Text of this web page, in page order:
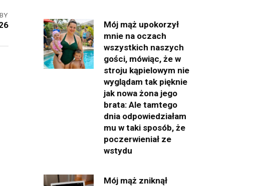
Mój mąż upokorzył
mnie na oczach
wszystkich naszych
gości, mówiąc, że w
stroju kąpielowym nie
wyglądam tak pięknie
jak nowa żona jego
brata: Ale tamtego
dnia odpowiedziałam
mu w taki sposób, że
poczerwieniał ze
wstydu
Mój mąż zniknął